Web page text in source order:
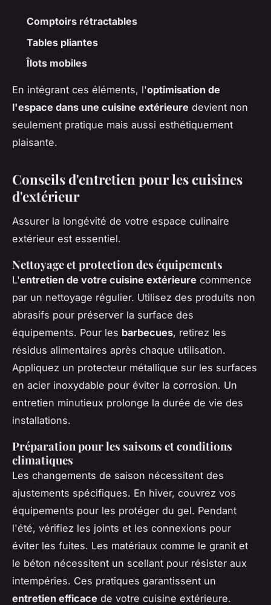
Comptoirs rétractables
Tables pliantes
Îlots mobiles
En intégrant ces éléments, l'optimisation de
l'espace dans une cuisine extérieure devient non
seulement pratique mais aussi esthétiquement
plaisante.
Conseils d'entretien pour les cuisines
d'extérieur
Assurer la longévité de votre espace culinaire
extérieur est essentiel.
Nettoyage et protection des équipements
L'entretien de votre cuisine extérieure commence
par un nettoyage régulier. Utilisez des produits non
abrasifs pour préserver la surface des
équipements. Pour les barbecues, retirez les
résidus alimentaires après chaque utilisation.
Appliquez un protecteur métallique sur les surfaces
en acier inoxydable pour éviter la corrosion. Un
entretien minutieux prolonge la durée de vie des
installations.
Préparation pour les saisons et conditions
climatiques
Les changements de saison nécessitent des
ajustements spécifiques. En hiver, couvrez vos
équipements pour les protéger du gel. Pendant
l'été, vérifiez les joints et les connexions pour
éviter les fuites. Les matériaux comme le granit et
le béton nécessitent un scellant pour résister aux
intempéries. Ces pratiques garantissent un
entretien efficace de votre cuisine extérieure.